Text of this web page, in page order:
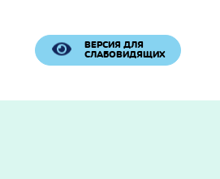
ВЕРСИЯ ДЛЯ
СЛАБОВИДЯЩИХ